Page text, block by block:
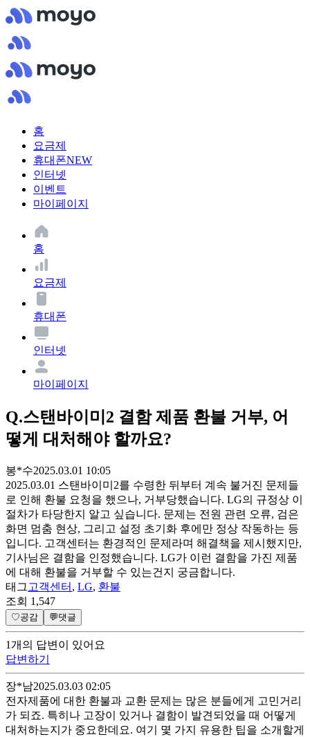
홈
요금제
휴대폰NEW
인터넷
이벤트
마이페이지
홈
요금제
휴대폰
인터넷
마이페이지
Q.스탠바이미2 결함 제품 환불 거부, 어
떻게 대처해야 할까요?
봉*수2025.03.01 10:05
2025.03.01 스탠바이미2를 수령한 뒤부터 계속 불거진 문제들
로 인해 환불 요청을 했으나, 거부당했습니다. LG의 규정상 이
절차가 타당한지 알고 싶습니다. 문제는 전원 관련 오류, 검은
화면 멈춤 현상, 그리고 설정 초기화 후에만 정상 작동하는 등
입니다. 고객센터는 환경적인 문제라며 해결책을 제시했지만,
기사님은 결함을 인정했습니다. LG가 이런 결함을 가진 제품
에 대해 환불을 거부할 수 있는건지 궁금합니다.
태그 고객센터 , LG, 환불
조회 1,547
♡공감 💬댓글
1개 의 답변이 있어요
답변하기
장*남2025.03.03 02:05
전자제품에 대한 환불과 교환 문제는 많은 분들에게 고민거리
가 되죠. 특히나 고장이 있거나 결함이 발견되었을 때 어떻게
대처하는지가 중요한데요. 여기 몇 가지 유용한 팁을 소개할게